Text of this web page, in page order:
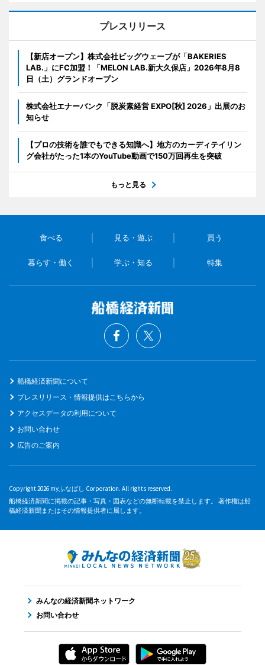
プレスリリース
【新店オープン】株式会社ビッグウェーブが「BAKERIES
LAB.」にFC加盟！「MELON LAB.新大久保店」2026年8月8
日（土）グランドオープン
株式会社エナーバンク「脱炭素経営 EXPO[秋] 2026」出展のお
知らせ
【プロの技術を誰でもできる知識へ】地方のカーディテイリン
グ会社がたった1本のYouTube動画で150万回再生を突破
もっと見る
食べる 見る・遊ぶ 買う
暮らす・働く 学ぶ・知る 特集
船橋経済新聞について
プレスリリース・情報提供はこちらから
アクセスデータの利用について
お問い合わせ
広告のご案内
Copyright 2026 myふなばし Corporation. All rights reserved.
船橋経済新聞に掲載の記事・写真・図表などの無断転載を禁止します。 著作権は船
橋経済新聞またはその情報提供者に属します。
みんなの経済新聞ネットワーク
お問い合わせ